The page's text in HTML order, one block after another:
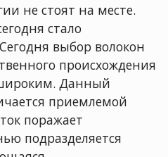
не стоят на месте.
стало
выбор волокон
происхождения
Данный
приемлемой
поражает
подразделяется